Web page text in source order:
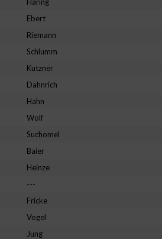
Ebert
Riemann
Schlumm
Kutzner
Dähnrich
Hahn
Wolf
Suchomel
Baier
Heinze
---
Fricke
Vogel
Jung
von Inhalten
Inhalten
Statistiken oder Kombinationen von
der Angebote